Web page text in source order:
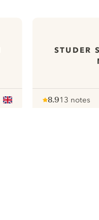
STUDER
8.913 notes